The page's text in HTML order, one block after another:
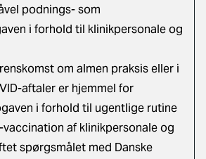
podnings- som
i forhold til klinikpersonale og
om almen praksis eller i
aftaler er hjemmel for
i forhold til ugentlige rutine
af klinikpersonale og
spørgsmålet med Danske